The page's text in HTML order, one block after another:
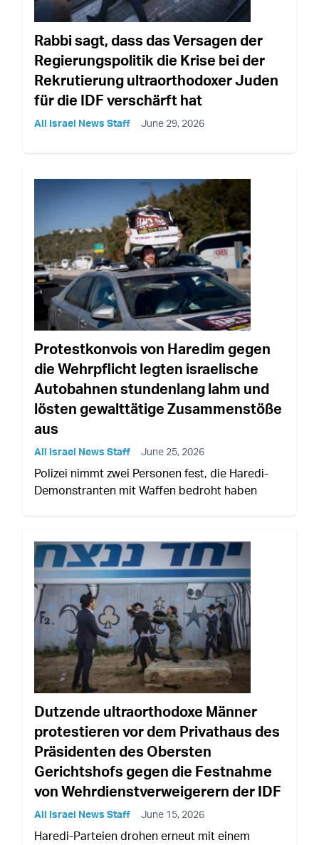
Rabbi sagt, dass das Versagen der
Regierungspolitik die Krise bei der
Rekrutierung ultraorthodoxer Juden
für die IDF verschärft hat
All Israel News Staff June 29, 2026
Protestkonvois von Haredim gegen
die Wehrpflicht legten israelische
Autobahnen stundenlang lahm und
lösten gewalttätige Zusammenstöße
aus
All Israel News Staff June 25, 2026
Polizei nimmt zwei Personen fest, die Haredi-
Demonstranten mit Waffen bedroht haben
Dutzende ultraorthodoxe Männer
protestieren vor dem Privathaus des
Präsidenten des Obersten
Gerichtshofs gegen die Festnahme
von Wehrdienstverweigerern der IDF
All Israel News Staff June 15, 2026
Haredi-Parteien drohen erneut mit einem